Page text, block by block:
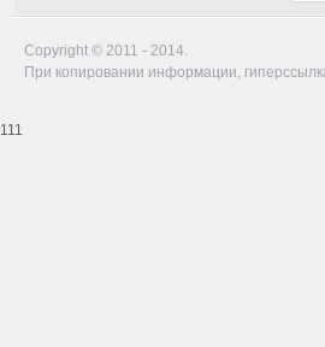
Copyright © 2011 - 2014.
При копировании информации,
111